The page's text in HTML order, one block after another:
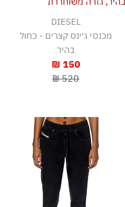
DIESEL
מכנסי ג׳ינס קצרים - כחול
בהיר
150 ₪
520 ₪